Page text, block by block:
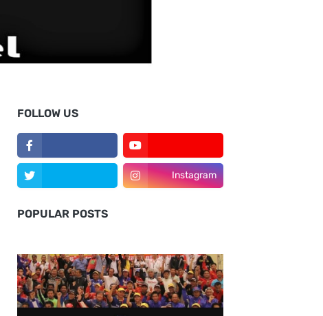
FOLLOW US
Instagram
POPULAR POSTS